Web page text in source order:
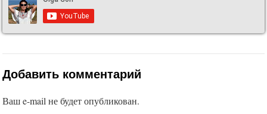
Добавить комментарий
Ваш e-mail не будет опубликован.